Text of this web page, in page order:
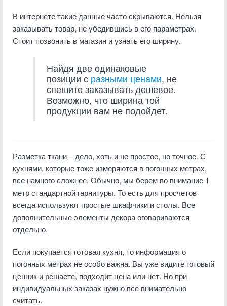
В интернете такие данные часто скрываются. Нельзя
заказывать товар, не убедившись в его параметрах.
Стоит позвонить в магазин и узнать его ширину.
Найдя две одинаковые
позиции с разными ценами, не
спешите заказывать дешевое.
Возможно, что ширина той
продукции вам не подойдет.
Разметка ткани – дело, хоть и не простое, но точное. С
кухнями, которые тоже измеряются в погонных метрах,
все намного сложнее. Обычно, мы берем во внимание 1
метр стандартной гарнитуры. То есть для просчетов
всегда используют простые шкафчики и столы. Все
дополнительные элементы декора оговариваются
отдельно.
Если покупается готовая кухня, то информация о
погонных метрах не особо важна. Вы уже видите готовый
ценник и решаете, подходит цена или нет. Но при
индивидуальных заказах нужно все внимательно
считать.